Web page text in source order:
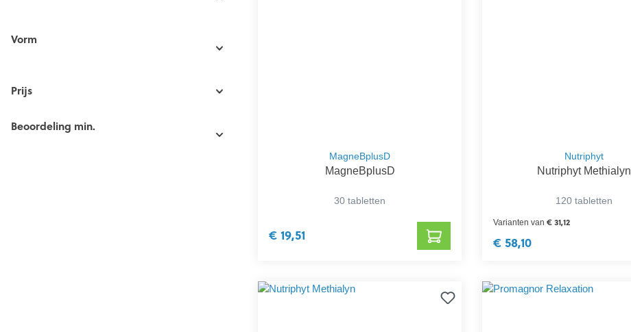
Vorm
Prijs
Beoordeling min.
MagneBplusD
MagneBplusD
30 tabletten
€ 19,51
Nutriphyt
Nutriphyt Methialyn
120 tabletten
Varianten van€ 31,12
€ 58,10